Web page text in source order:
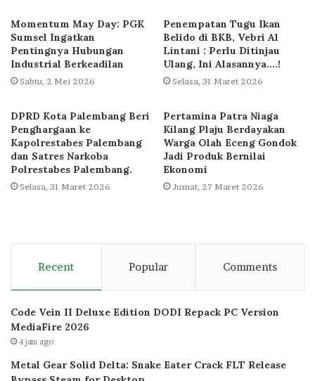
Momentum May Day: PGK
Sumsel Ingatkan
Pentingnya Hubungan
Industrial Berkeadilan
Sabtu, 2 Mei 2026
Penempatan Tugu Ikan
Belido di BKB, Vebri Al
Lintani : Perlu Ditinjau
Ulang, Ini Alasannya….!
Selasa, 31 Maret 2026
DPRD Kota Palembang Beri
Penghargaan ke
Kapolrestabes Palembang
dan Satres Narkoba
Polrestabes Palembang.
Selasa, 31 Maret 2026
Pertamina Patra Niaga
Kilang Plaju Berdayakan
Warga Olah Eceng Gondok
Jadi Produk Bernilai
Ekonomi
Jumat, 27 Maret 2026
Recent Popular Comments
Code Vein II Deluxe Edition DODI Repack PC Version
MediaFire 2026
4 jam ago
Metal Gear Solid Delta: Snake Eater Crack FLT Release